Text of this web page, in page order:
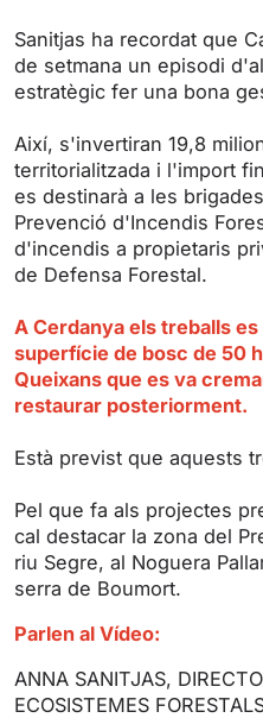
Sanitjas ha recordat que
de setmana un episodi
estratègic fer una bona
Així, s'invertiran 19,8
territorialitzada i l'import
es destinarà a les
Prevenció d'Incendis
d'incendis a propietaris
de Defensa Forestal.
A Cerdanya els treballs
superfície de bosc de 50
Queixans que es va
restaurar posteriorment.
Està previst que aquests
Pel que fa als projectes
cal destacar la zona del
riu Segre, al Noguera
serra de Boumort.
Parlen al Vídeo:
ANNA SANITJAS,
ECOSISTEMES